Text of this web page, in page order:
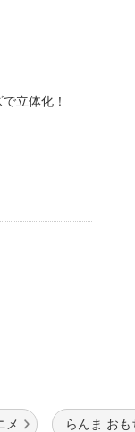
情報
で立体化！
メ らんま おも